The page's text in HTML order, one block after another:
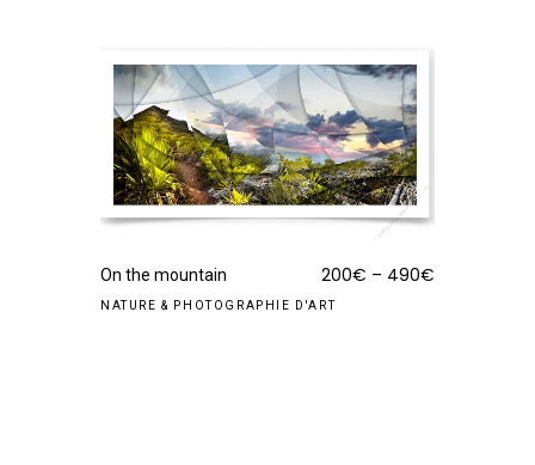
On the mountain 200€ – 490€
NATURE & PHOTOGRAPHIE D'ART